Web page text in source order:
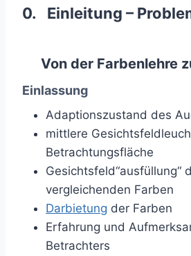
0. Einleitung –
Von der Farbenlehre
Einlassung
Adaptionszustand des
mittlere
Betrachtungsfläche
Gesichtsfeld“ausfüllung“
vergleichenden Farben
Darbietung der Farben
Erfahrung und
Betrachters